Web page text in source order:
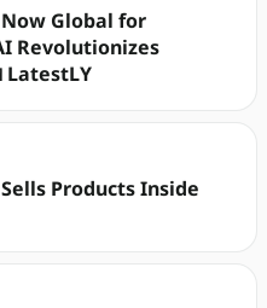
Global for
Revolutionizes
LatestLY
Products Inside